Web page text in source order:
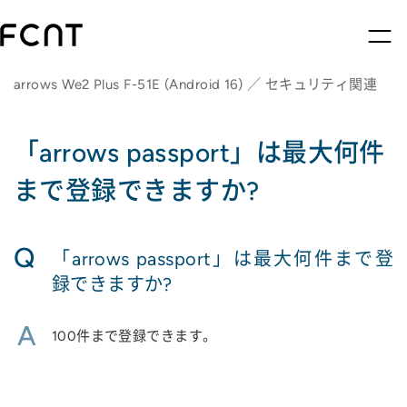
arrows We2 Plus F-51E (Android 16) ／ セキュリティ関連
「arrows passport」は最大何件
まで登録できますか?
Q
「arrows passport」は最大何件まで登
録できますか?
A 100件まで登録できます。